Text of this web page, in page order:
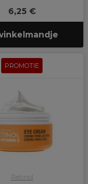
6,25 €
PROMOTIE
Retinol